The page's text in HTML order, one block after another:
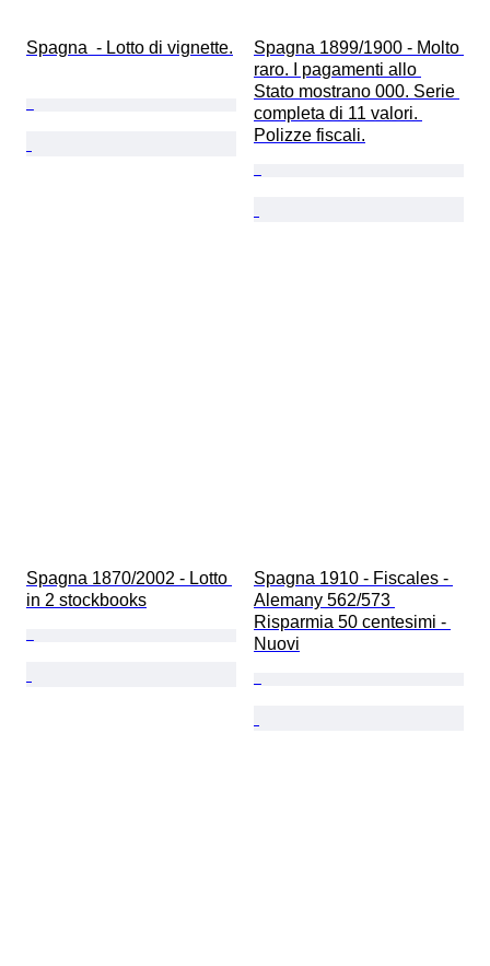
Spagna  - Lotto di vignette.
Spagna 1899/1900 - Molto
raro. I pagamenti allo
Stato mostrano 000. Serie
completa di 11 valori.
Polizze fiscali.
Spagna 1870/2002 - Lotto
in 2 stockbooks
Spagna 1910 - Fiscales -
Alemany 562/573
Risparmia 50 centesimi -
Nuovi